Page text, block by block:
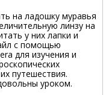
на ладошку муравья
линзу на
у них лапки и
с помощью
для изучения и
путешествия.
уроком.